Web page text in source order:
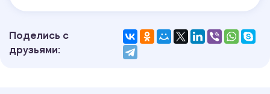
Поделись с
друзьями: